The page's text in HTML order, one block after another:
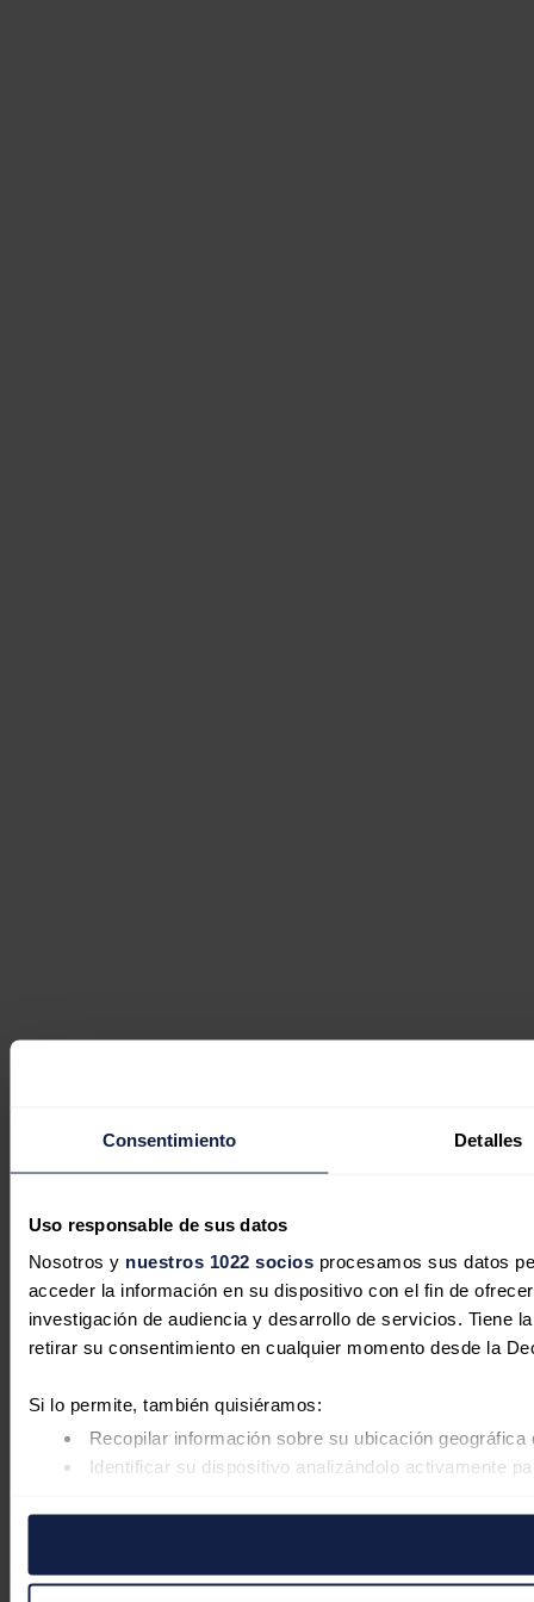
Consentimiento Detalles
Uso responsable de sus datos
Nosotros y nuestros 1022 sociosprocesamos sus datos
acceder la información en su dispositivo con el fin de
investigación de audiencia y desarrollo de servicios. Tiene
retirar su consentimiento en cualquier momento desde la
Si lo permite, también quisiéramos:
Recopilar información sobre su ubicación
Identificar su dispositivo analizándolo activamente
Las cookies de este sitio web se usan para personalizar el